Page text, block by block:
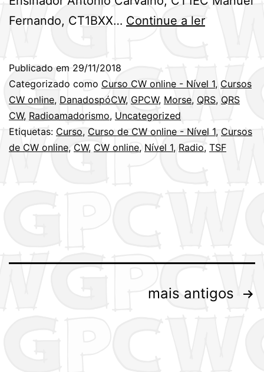
Fernando, CT1BXX… Continue a lerNotáveis
de
CW
nível
Publicado em 29/11/2018
Categorizado como Curso CW online - Nível 1, Cursos
CW online, DanadospóCW, GPCW, Morse, QRS, QRS
CW, Radioamadorismo, Uncategorized
Etiquetas: Curso, Curso de CW online - Nível 1, Cursos
de CW online, CW, CW online, Nível 1, Radio, TSF
mais antigos